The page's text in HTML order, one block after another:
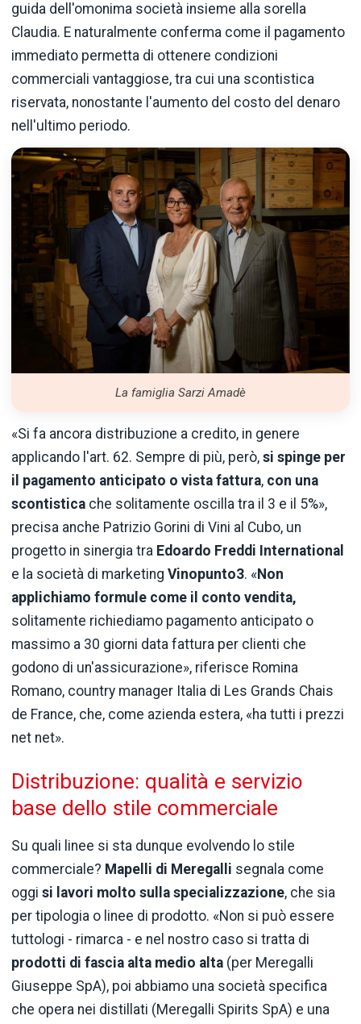
guida dell'omonima società insieme alla sorella
Claudia. E naturalmente conferma come il pagamento
immediato permetta di ottenere condizioni
commerciali vantaggiose, tra cui una scontistica
riservata, nonostante l'aumento del costo del denaro
nell'ultimo periodo.
La famiglia Sarzi Amadè
«Si fa ancora distribuzione a credito, in genere
applicando l'art. 62. Sempre di più, però, si spinge per
il pagamento anticipato o vista fattura, con una
scontistica che solitamente oscilla tra il 3 e il 5%»,
precisa anche Patrizio Gorini di Vini al Cubo, un
progetto in sinergia tra Edoardo Freddi International
e la società di marketing Vinopunto3. «Non
applichiamo formule come il conto vendita,
solitamente richiediamo pagamento anticipato o
massimo a 30 giorni data fattura per clienti che
godono di un'assicurazione», riferisce Romina
Romano, country manager Italia di Les Grands Chais
de France, che, come azienda estera, «ha tutti i prezzi
net net».
Distribuzione: qualità e servizio
base dello stile commerciale
Su quali linee si sta dunque evolvendo lo stile
commerciale? Mapelli di Meregalli segnala come
oggi si lavori molto sulla specializzazione, che sia
per tipologia o linee di prodotto. «Non si può essere
tuttologi - rimarca - e nel nostro caso si tratta di
prodotti di fascia alta medio alta (per Meregalli
Giuseppe SpA), poi abbiamo una società specifica
che opera nei distillati (Meregalli Spirits SpA) e una